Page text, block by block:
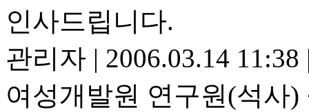
인사드립니다.
관리자 | 2006.03.14 11:38
여성개발원 연구원(석사)